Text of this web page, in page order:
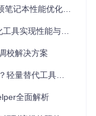
源消耗大、响应速
硬件交互的设计理
性能优化完全指南
能与续航的完美平衡
校解决方案
实现性能优化新体验
全面解析